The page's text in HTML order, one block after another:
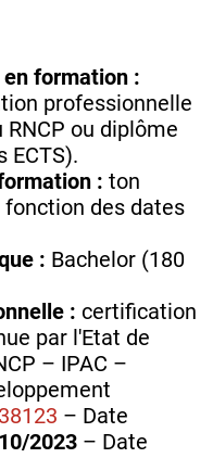
formation :
professionnelle
ou diplôme
ECTS).
: ton
des dates
: Bachelor (180
: certification
par l'Etat de
– IPAC –
– Date
2023 – Date